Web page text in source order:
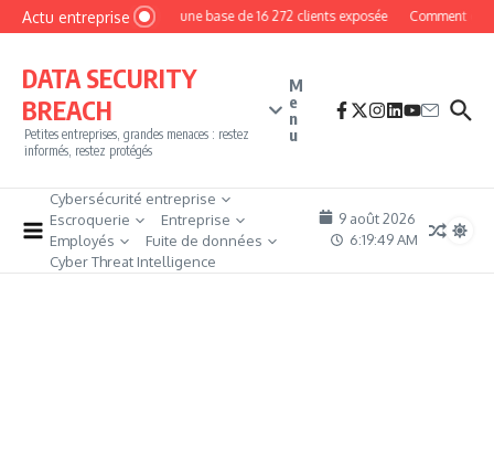
Aller au contenu
Actu entrepriseMyPhoto : une base de 16 272 clients exposée Comment
DATA SECURITY
BREACH
Petites entreprises, grandes menaces : restez
informés, restez protégés
M
e
n
u
Cybersécurité entreprise
Escroquerie
Entreprise
Employés
Fuite de données
Cyber Threat Intelligence
9 août 2026
6:19:51 AM